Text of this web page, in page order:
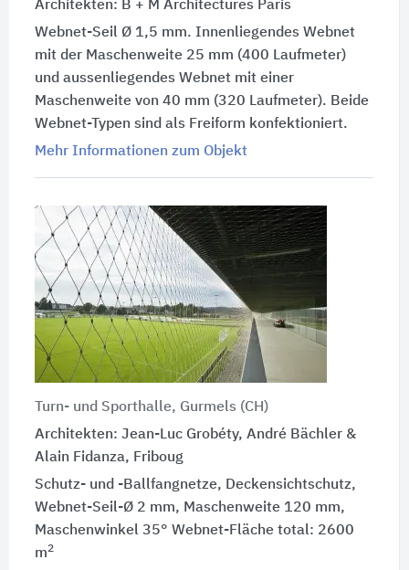
Architekten: B + M Architectures Paris
Webnet-Seil Ø 1,5 mm. Innenliegendes Webnet
mit der Maschenweite 25 mm (400 Laufmeter)
und aussenliegendes Webnet mit einer
Maschenweite von 40 mm (320 Laufmeter). Beide
Webnet-Typen sind als Freiform konfektioniert.
Mehr Informationen zum Objekt
Turn- und Sporthalle, Gurmels (CH)
Architekten: Jean-Luc Grobéty, André Bächler &
Alain Fidanza, Friboug
Schutz- und -Ballfangnetze, Deckensichtschutz,
Webnet-Seil-Ø 2 mm, Maschenweite 120 mm,
Maschenwinkel 35° Webnet-Fläche total: 2600
m2